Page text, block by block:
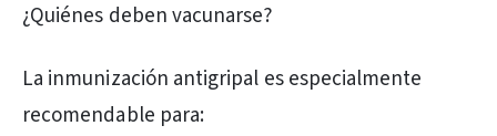
¿Quiénes deben vacunarse?
La inmunización antigripal es especialmente
recomendable para: